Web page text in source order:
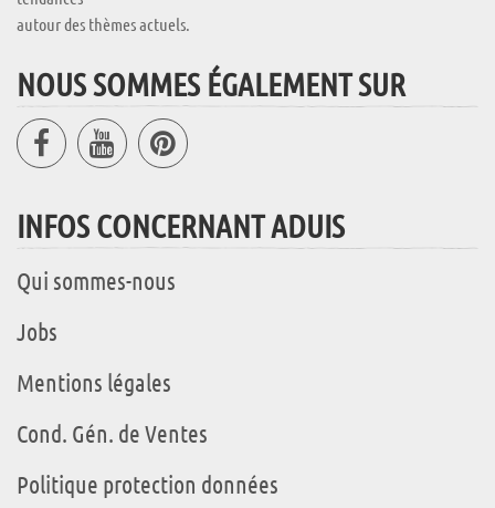
autour des thèmes actuels.
NOUS SOMMES ÉGALEMENT SUR
INFOS CONCERNANT ADUIS
Qui sommes-nous
Jobs
Mentions légales
Cond. Gén. de Ventes
Politique protection données